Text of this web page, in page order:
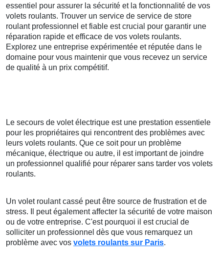
essentiel pour assurer la sécurité et la fonctionnalité de vos
volets roulants. Trouver un service de service de store
roulant professionnel et fiable est crucial pour garantir une
réparation rapide et efficace de vos volets roulants.
Explorez une entreprise expérimentée et réputée dans le
domaine pour vous maintenir que vous recevez un service
de qualité à un prix compétitif.
Le secours de volet électrique est une prestation essentiele
pour les propriétaires qui rencontrent des problèmes avec
leurs volets roulants. Que ce soit pour un problème
mécanique, électrique ou autre, il est important de joindre
un professionnel qualifié pour réparer sans tarder vos volets
roulants.
Un volet roulant cassé peut être source de frustration et de
stress. Il peut également affecter la sécurité de votre maison
ou de votre entreprise. C'est pourquoi il est crucial de
solliciter un professionnel dès que vous remarquez un
problème avec vos volets roulants sur Paris.